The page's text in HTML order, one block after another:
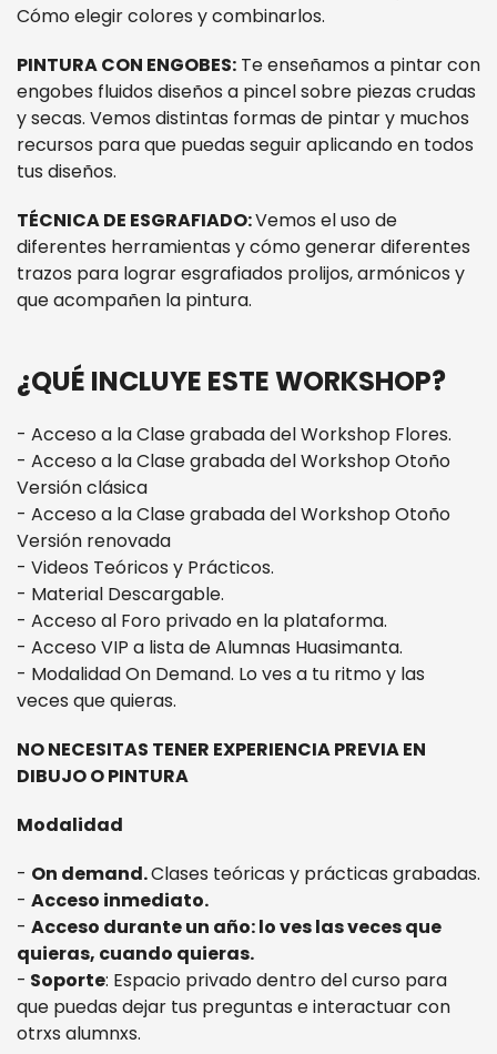
Cómo elegir colores y combinarlos.
PINTURA CON ENGOBES: Te enseñamos a pintar con
engobes fluidos diseños a pincel sobre piezas crudas
y secas. Vemos distintas formas de pintar y muchos
recursos para que puedas seguir aplicando en todos
tus diseños.
TÉCNICA DE ESGRAFIADO:Vemos el uso de
diferentes herramientas y cómo generar diferentes
trazos para lograr esgrafiados prolijos, armónicos y
que acompañen la pintura.
¿QUÉ INCLUYE ESTE WORKSHOP?
- Acceso a la Clase grabada del Workshop Flores.
- Acceso a la Clase grabada del Workshop Otoño
Versión clásica
- Acceso a la Clase grabada del Workshop Otoño
Versión renovada
- Videos Teóricos y Prácticos.
- Material Descargable.
- Acceso al Foro privado en la plataforma.
- Acceso VIP a lista de Alumnas Huasimanta.
- Modalidad On Demand. Lo ves a tu ritmo y las
veces que quieras.
NO NECESITAS TENER EXPERIENCIA PREVIA EN
DIBUJO O PINTURA
Modalidad
- On demand.Clases teóricas y prácticas grabadas.
- Acceso inmediato.
- Acceso durante un año: lo ves las veces que
quieras, cuando quieras.
- Soporte: Espacio privado dentro del curso para
que puedas dejar tus preguntas e interactuar con
otrxs alumnxs.